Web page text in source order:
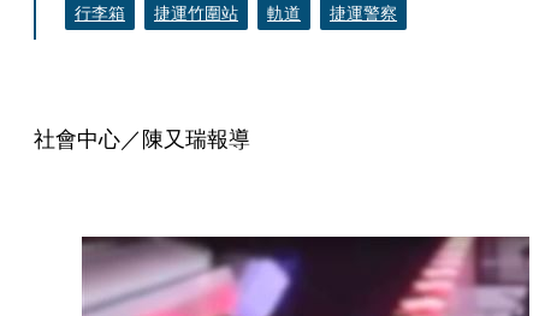
行李箱 捷運竹圍站 軌道 捷運警察
社會中心／陳又瑞報導